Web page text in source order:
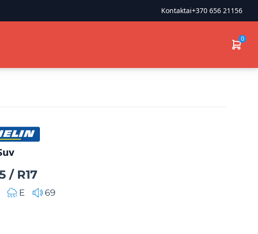
Kontaktai+370 656 21156
0
/ R17
E 69